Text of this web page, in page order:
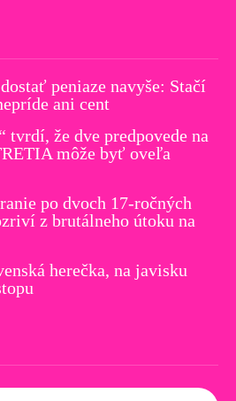
peniaze navyše: Stačí
ani cent
tvrdí, že dve predpovede na
môže byť oveľa
po dvoch 17-ročných
z brutálneho útoku na
herečka, na javisku